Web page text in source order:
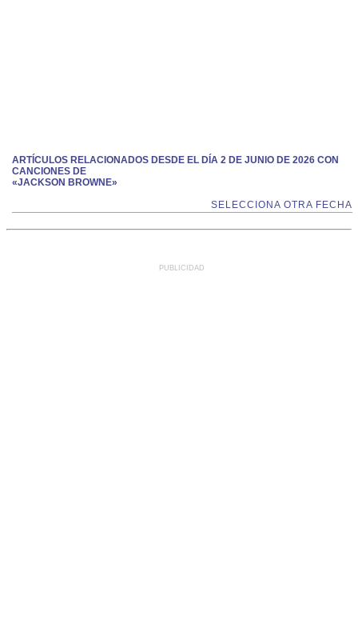
ARTÍCULOS RELACIONADOS DESDE EL DÍA 2 DE JUNIO DE 2026 CON
CANCIONES DE
«JACKSON BROWNE»
SELECCIONA OTRA FECHA
PUBLICIDAD